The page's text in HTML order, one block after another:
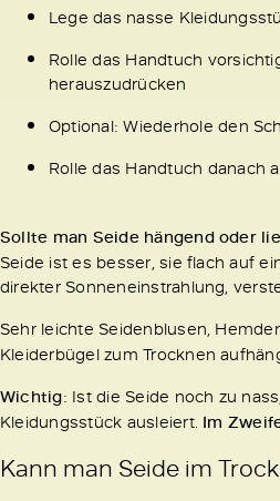
Lege das nasse
Rolle das Handtuch
herauszudrücken
Optional: Wiederhole den
Rolle das Handtuch danach
Sollte man Seide hängend oder
Seide ist es besser, sie flach auf
direkter Sonneneinstrahlung,
Sehr leichte Seidenblusen,
Kleiderbügel zum Trocknen
Wichtig: Ist die Seide noch zu
Kleidungsstück ausleiert. Im
Kann man Seide im